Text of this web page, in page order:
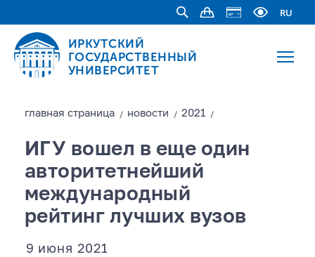
RU
ИРКУТСКИЙ
ГОСУДАРСТВЕННЫЙ
УНИВЕРСИТЕТ
главная страницa / новости / 2021 /
ИГУ вошел в еще один
авторитетнейший
международный
рейтинг лучших вузов
9 июня 2021